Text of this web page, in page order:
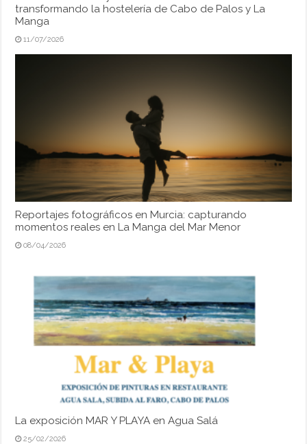
transformando la hostelería de Cabo de Palos y La
Manga
11/07/2026
Reportajes fotográficos en Murcia: capturando
momentos reales en La Manga del Mar Menor
08/04/2026
La exposición MAR Y PLAYA en Agua Salá
25/02/2026